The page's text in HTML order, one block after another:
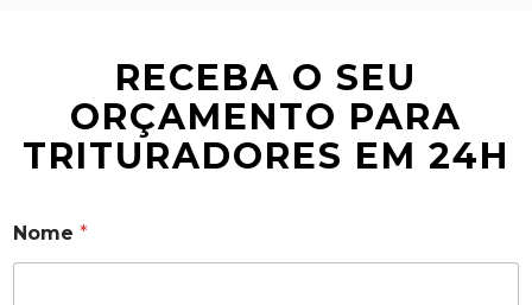
RECEBA O SEU
ORÇAMENTO PARA
TRITURADORES EM 24H
Nome *